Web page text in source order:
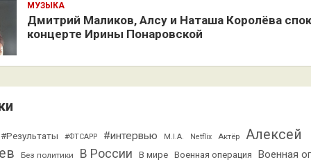
МУЗЫКА
Дмитрий Маликов, Алсу и Наташа Королёва
концерте Ирины Понаровской
#Результаты #ФТСАРР #интервью M.I.A. Netflix Актёр
Алексей
Без политики В России В мире Военная операция
Военная